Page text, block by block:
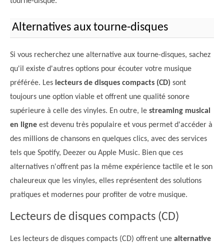
Alternatives aux tourne-disques
Si vous recherchez une alternative aux tourne-disques, sachez
qu'il existe d'autres options pour écouter votre musique
préférée. Les lecteurs de disques compacts (CD) sont
toujours une option viable et offrent une qualité sonore
supérieure à celle des vinyles. En outre, le streaming musical
en ligne est devenu très populaire et vous permet d'accéder à
des millions de chansons en quelques clics, avec des services
tels que Spotify, Deezer ou Apple Music. Bien que ces
alternatives n'offrent pas la même expérience tactile et le son
chaleureux que les vinyles, elles représentent des solutions
pratiques et modernes pour profiter de votre musique.
Lecteurs de disques compacts (CD)
Les lecteurs de disques compacts (CD) offrent une alternative